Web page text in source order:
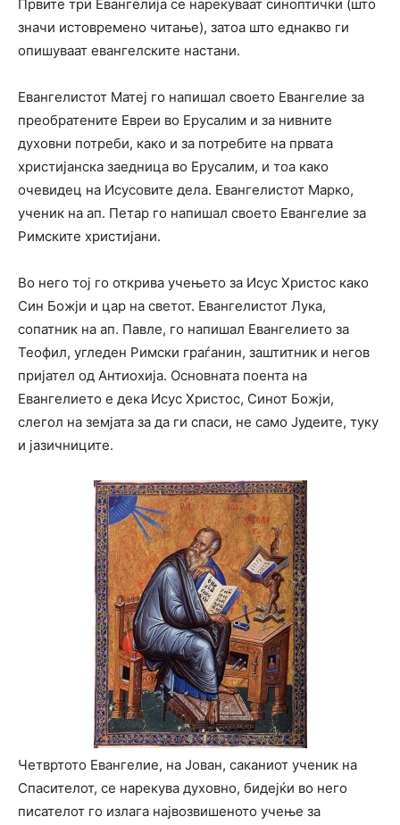
Првите три Евангелија се нарекуваат синоптички (што
значи истовремено читање), затоа што еднакво ги
опишуваат евангелските настани.
Евангелистот Матеј го напишал своето Евангелие за
преобратените Евреи во Ерусалим и за нивните
духовни потреби, како и за потребите на првата
христијанска заедница во Ерусалим, и тоа како
очевидец на Исусовите дела. Евангелистот Марко,
ученик на ап. Петар го напишал своето Евангелие за
Римските христијани.
Во него тој го открива учењето за Исус Христос како
Син Божји и цар на светот. Евангелистот Лука,
сопатник на ап. Павле, го напишал Евангелието за
Теофил, угледен Римски граѓанин, заштитник и негов
пријател од Антиохија. Основната поента на
Евангелието е дека Исус Христос, Синот Божји,
слегол на земјата за да ги спаси, не само Јудеите, туку
и јазичниците.
Четвртото Евангелие, на Јован, саканиот ученик на
Спасителот, се нарекува духовно, бидејќи во него
писателот го излага највозвишеното учење за